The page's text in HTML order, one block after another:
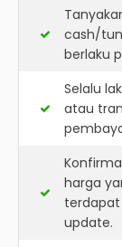
cash/
berlaku
Selalu
atau
harga
update.